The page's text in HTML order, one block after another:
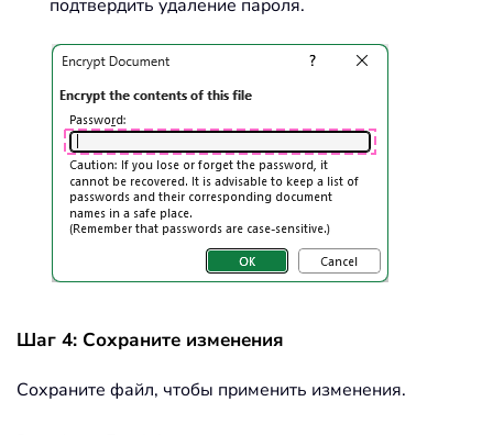
подтвердить удаление пароля.
Шаг 4: Сохраните изменения
Сохраните файл, чтобы применить изменения.